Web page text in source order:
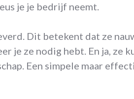
je je bedrijf neemt.
Dit betekent dat ze
je ze nodig hebt. En ja, ze
Een simpele maar